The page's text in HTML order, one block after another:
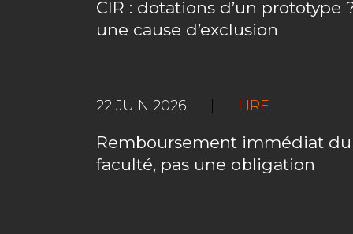
CIR : dotations d’un prototype
une cause d’exclusion
22 JUIN 2026 LIRE
Remboursement immédiat du
faculté, pas une obligation